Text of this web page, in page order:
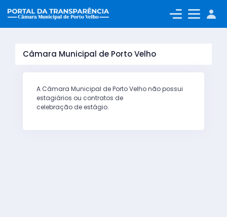
A A-
Câmara Municipal de Porto Velho
A Câmara Municipal de Porto Velho não possui
estagiários ou contratos de
celebração de estágio.